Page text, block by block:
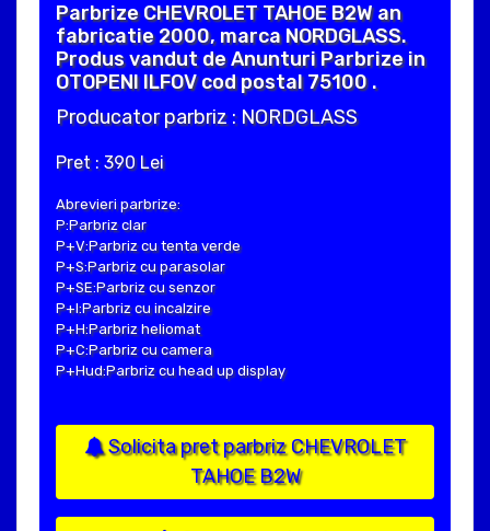
Parbrize CHEVROLET TAHOE B2W an
fabricatie 2000, marca NORDGLASS.
Produs vandut de Anunturi Parbrize in
OTOPENI ILFOV cod postal 75100 .
Producator parbriz : NORDGLASS
Pret : 390 Lei
Abrevieri parbrize:
P:Parbriz clar
P+V:Parbriz cu tenta verde
P+S:Parbriz cu parasolar
P+SE:Parbriz cu senzor
P+I:Parbriz cu incalzire
P+H:Parbriz heliomat
P+C:Parbriz cu camera
P+Hud:Parbriz cu head up display
Solicita pret parbriz CHEVROLET
TAHOE B2W